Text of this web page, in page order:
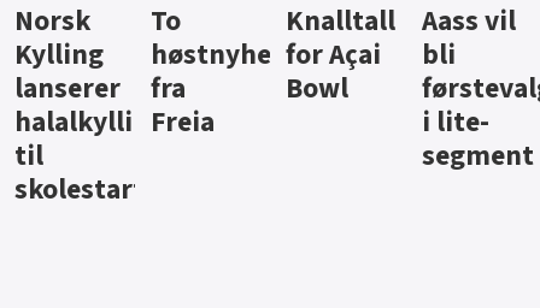
Knalltall
for Açai
Bowl
Aass vil
bli
førstevalg
i lite-
Brus og
jus fra
Berentsen
Hard
iste fra
Hansa